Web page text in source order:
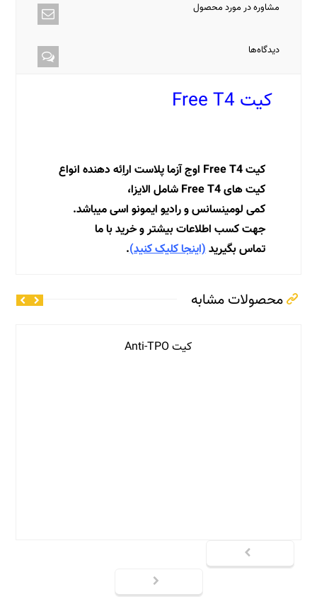
مشاوره در مورد محصول
دیدگاه‌ها
کیت Free T4
کیت Free T4 اوج آزما پلاست اراِئه دهنده انواع
کیت های Free T4 شامل الایزا،
کمی لومینسانس و رادیو ایمونو اسی میباشد.
جهت کسب اطلاعات بیشتر و خرید با ما
تماس بگیرید(اینجا کلیک کنید).
محصولات مشابه
کیت Anti-TPO